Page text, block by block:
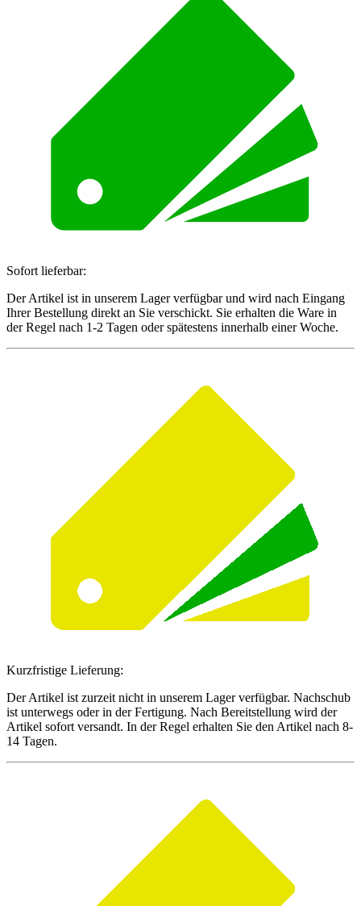
Sofort lieferbar:
Der Artikel ist in unserem Lager verfügbar und wird nach Eingang
Ihrer Bestellung direkt an Sie verschickt. Sie erhalten die Ware in
der Regel nach 1-2 Tagen oder spätestens innerhalb einer Woche.
Kurzfristige Lieferung:
Der Artikel ist zurzeit nicht in unserem Lager verfügbar. Nachschub
ist unterwegs oder in der Fertigung. Nach Bereitstellung wird der
Artikel sofort versandt. In der Regel erhalten Sie den Artikel nach 8-
14 Tagen.